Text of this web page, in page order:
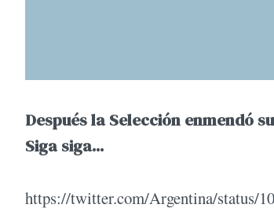
Después la Selección enmendó
Siga siga...
https://twitter.com/Argentina/status/